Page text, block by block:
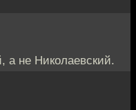
а не Николаевский.